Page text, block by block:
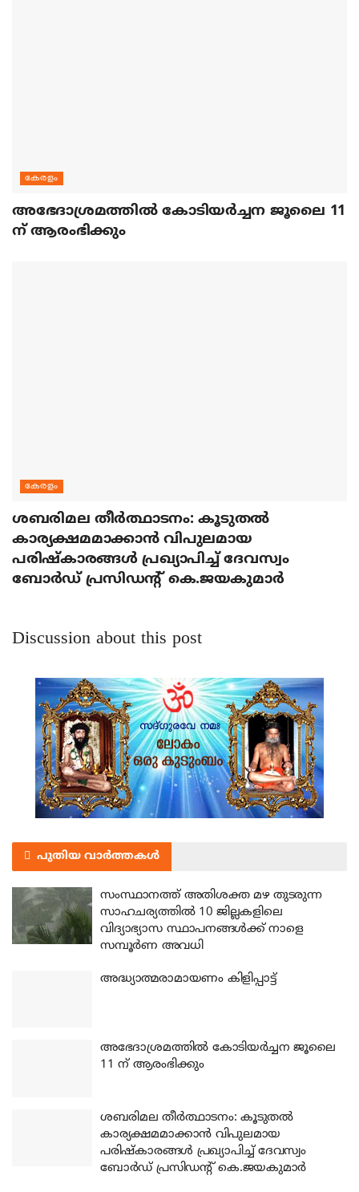
കേരളം
അഭേദാശ്രമത്തില്‍ കോടിയര്‍ച്ചന ജൂലൈ 11
ന് ആരംഭിക്കും
കേരളം
ശബരിമല തീര്‍ത്ഥാടനം: കൂടുതല്‍
കാര്യക്ഷമമാക്കാന്‍ വിപുലമായ
പരിഷ്‌കാരങ്ങള്‍ പ്രഖ്യാപിച്ച് ദേവസ്വം
ബോര്‍ഡ് പ്രസിഡന്റ് കെ.ജയകുമാര്‍
Discussion about this post
പുതിയ വാർത്തകൾ
സംസ്ഥാനത്ത് അതിശക്ത മഴ തുടരുന്ന
സാഹചര്യത്തിൽ 10 ജില്ലകളിലെ
വിദ്യാഭ്യാസ സ്ഥാപനങ്ങൾക്ക് നാളെ
സമ്പൂർണ അവധി
അദ്ധ്യാത്മരാമായണം കിളിപ്പാട്ട്
അഭേദാശ്രമത്തില്‍ കോടിയര്‍ച്ചന ജൂലൈ
11 ന് ആരംഭിക്കും
ശബരിമല തീര്‍ത്ഥാടനം: കൂടുതല്‍
കാര്യക്ഷമമാക്കാന്‍ വിപുലമായ
പരിഷ്‌കാരങ്ങള്‍ പ്രഖ്യാപിച്ച് ദേവസ്വം
ബോര്‍ഡ് പ്രസിഡന്റ് കെ.ജയകുമാര്‍